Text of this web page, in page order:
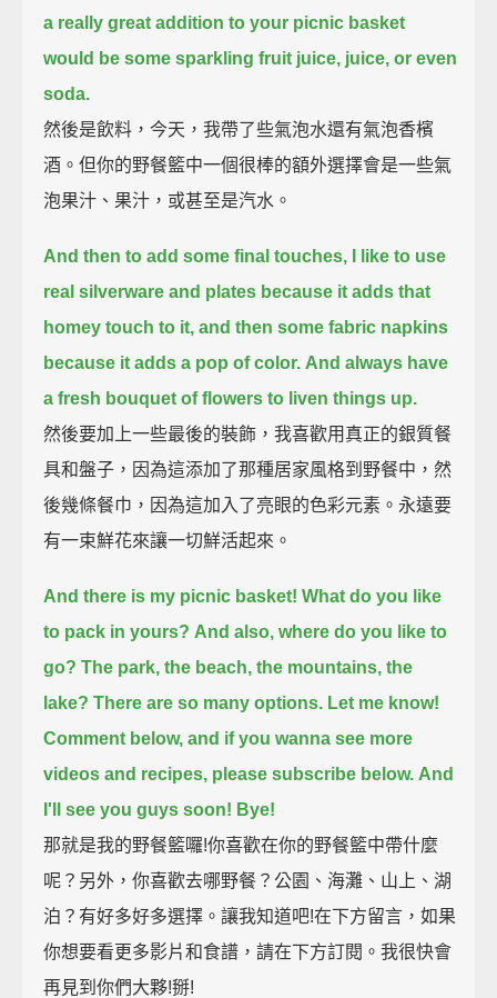
a really great addition to your picnic basket
would be some sparkling fruit juice, juice, or even
soda.
然後是飲料，今天，我帶了些氣泡水還有氣泡香檳
酒。但你的野餐籃中一個很棒的額外選擇會是一些氣
泡果汁、果汁，或甚至是汽水。
And then to add some final touches,
I like to use
real silverware and plates because it adds that
homey touch to it, and then some fabric napkins
because it adds a pop of color. And always have
a fresh bouquet of flowers to liven things up.
然後要加上一些最後的裝飾，我喜歡用真正的銀質餐
具和盤子，因為這添加了那種居家風格到野餐中，然
後幾條餐巾，因為這加入了亮眼的色彩元素。永遠要
有一束鮮花來讓一切鮮活起來。
And there is my picnic basket! What do you like
to pack in yours? And also, where do you like to
go? The park, the beach, the mountains, the
lake? There are so many options. Let me know!
Comment below, and if you wanna see more
videos and recipes, please subscribe below. And
I'll see you guys soon! Bye!
那就是我的野餐籃囉!你喜歡在你的野餐籃中帶什麼
呢？另外，你喜歡去哪野餐？公園、海灘、山上、湖
泊？有好多好多選擇。讓我知道吧!在下方留言，如果
你想要看更多影片和食譜，請在下方訂閱。我很快會
再見到你們大夥!掰!